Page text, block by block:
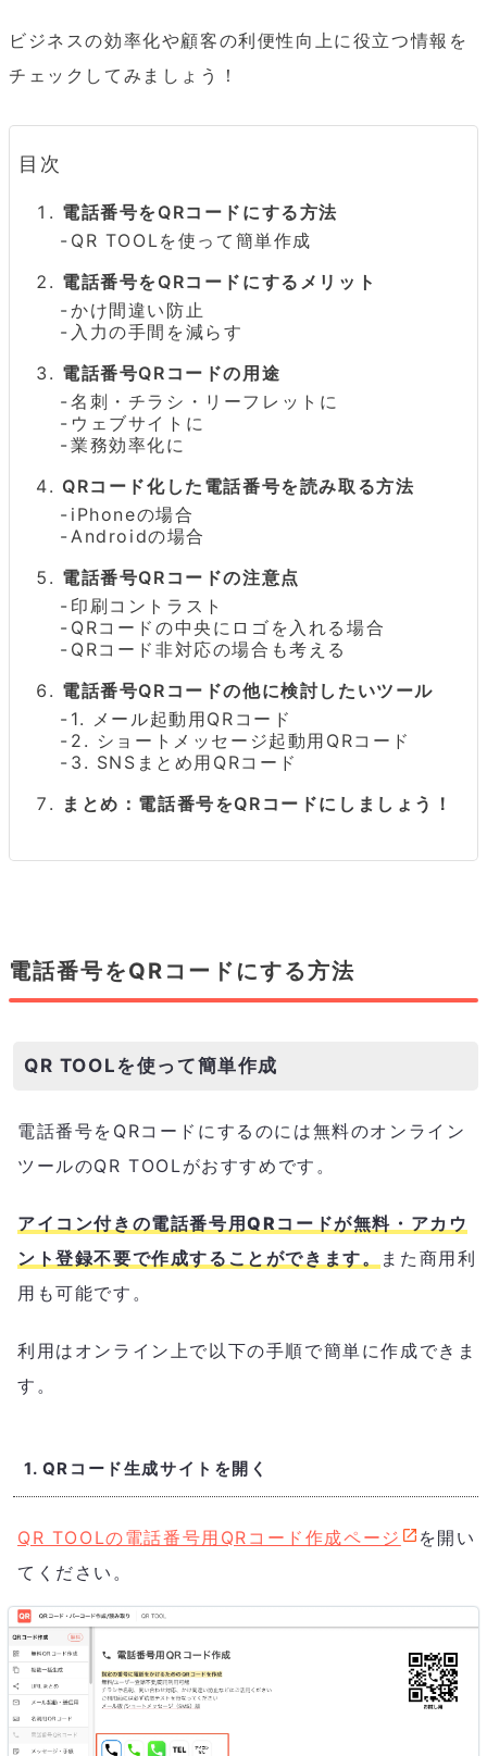
ビジネスの効率化や顧客の利便性向上に役立つ情報を
チェックしてみましょう！
目次
電話番号をQRコードにする方法
QR TOOLを使って簡単作成
電話番号をQRコードにするメリット
かけ間違い防止
入力の手間を減らす
電話番号QRコードの用途
名刺・チラシ・リーフレットに
ウェブサイトに
業務効率化に
QRコード化した電話番号を読み取る方法
iPhoneの場合
Androidの場合
電話番号QRコードの注意点
印刷コントラスト
QRコードの中央にロゴを入れる場合
QRコード非対応の場合も考える
電話番号QRコードの他に検討したいツール
1. メール起動用QRコード
2. ショートメッセージ起動用QRコード
3. SNSまとめ用QRコード
まとめ：電話番号をQRコードにしましょう！
電話番号をQRコードにする方法
QR TOOLを使って簡単作成
電話番号をQRコードにするのには無料のオンライン
ツールのQR TOOLがおすすめです。
アイコン付きの電話番号用QRコードが無料・アカウ
ント登録不要で作成することができます。
また商用利
用も可能です。
利用はオンライン上で以下の手順で簡単に作成できま
す。
1. QRコード生成サイトを開く
QR TOOLの電話番号用QRコード作成ページ
を開い
てください。